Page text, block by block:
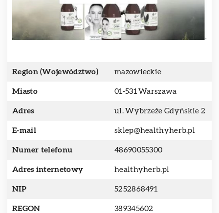
Region (Województwo) mazowieckie
Miasto 01-531 Warszawa
Adres ul. Wybrzeże Gdyńskie 2
E-mail sklep@healthyherb.pl
Numer telefonu 48690055300
Adres internetowy healthyherb.pl
NIP 5252868491
REGON 389345602